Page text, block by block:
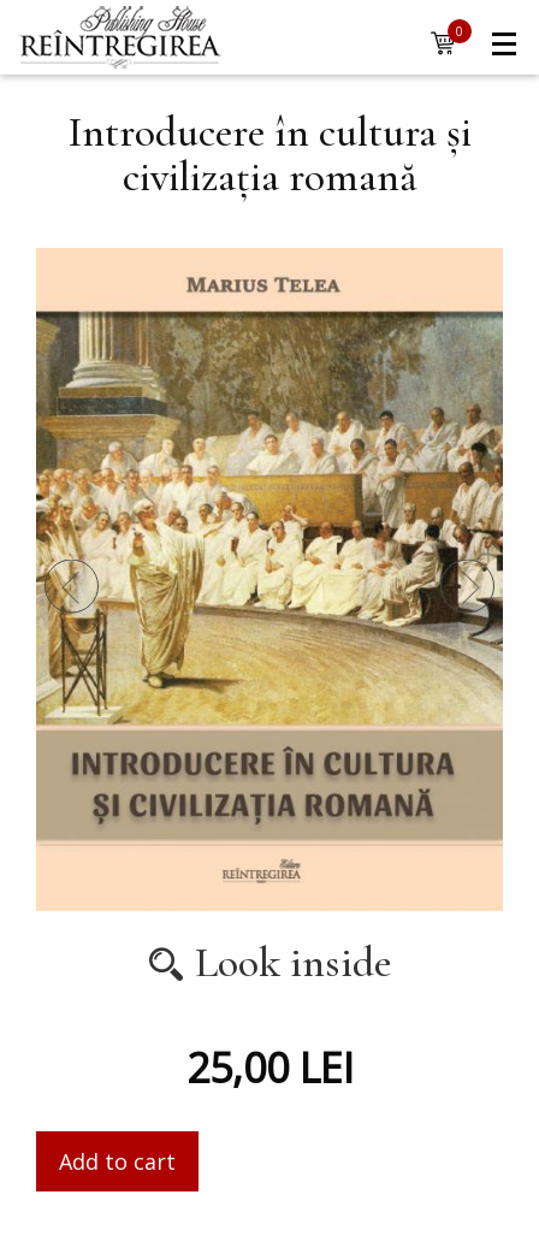
Skip to main content
Navigare
principală
0
items
Introducere în cultura și
civilizația romană
Look inside
25,00 LEI